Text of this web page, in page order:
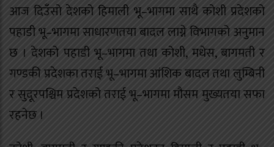
आज दिउँसो देशको हिमाली भू–भागमा साथै कोशी प्रदेशको
पहाडी भू–भागमा साधारणतया बादल लाग्ने विभागको अनुमान
छ । देशको पहाडी भू–भागमा तथा कोशी, मधेस, बागमती र
गण्डकी प्रदेशका तराई भू–भागमा आंशिक बादल तथा लुम्बिनी
र सुदूरपश्चिम प्रदेशको तराई भू–भागमा मौसम मुख्यतया सफा
रहनेछ ।